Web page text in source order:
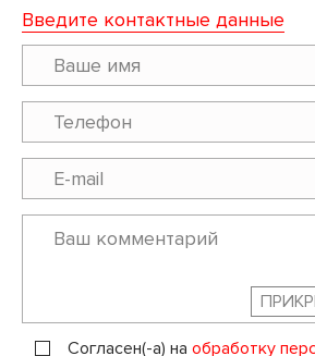
Введите контактные данные
Согласен(-а) на обработку